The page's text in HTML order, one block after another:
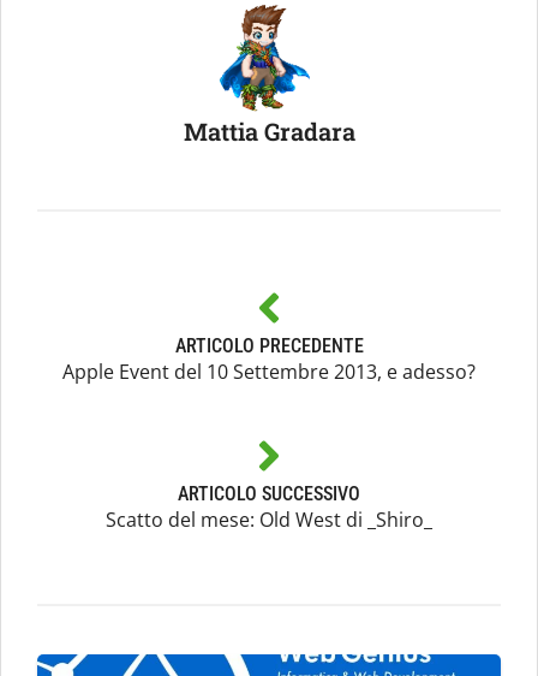
Mattia Gradara
ARTICOLO PRECEDENTE
Apple Event del 10 Settembre 2013, e adesso?
ARTICOLO SUCCESSIVO
Scatto del mese: Old West di _Shiro_